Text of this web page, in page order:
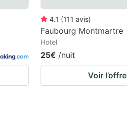
4.1 (111 avis)
Faubourg Montmartre
Hotel
25€ /nuit
Voir l’offre